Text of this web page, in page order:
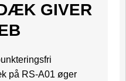
GIVER
på RS-A01 øger